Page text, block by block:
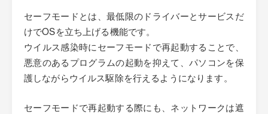
セーフモードとは、最低限のドライバーとサービスだ
けでOSを立ち上げる機能です。
ウイルス感染時にセーフモードで再起動することで、
悪意のあるプログラムの起動を抑えて、パソコンを保
護しながらウイルス駆除を行えるようになります。
セーフモードで再起動する際にも、ネットワークは遮